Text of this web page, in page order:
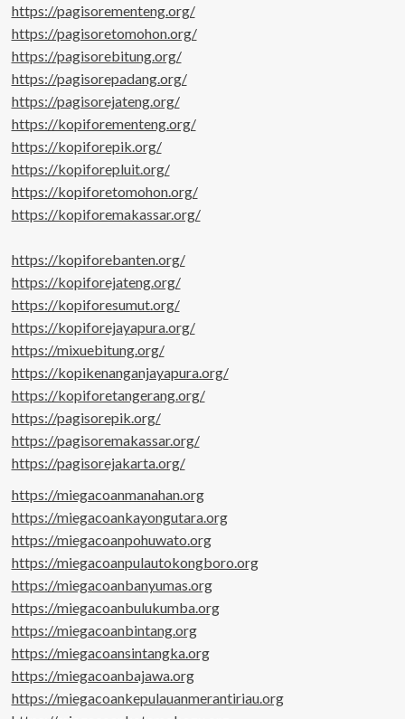
https://pagisorementeng.org/
https://pagisoretomohon.org/
https://pagisorebitung.org/
https://pagisorepadang.org/
https://pagisorejateng.org/
https://kopiforementeng.org/
https://kopiforepik.org/
https://kopiforepluit.org/
https://kopiforetomohon.org/
https://kopiforemakassar.org/
https://kopiforebanten.org/
https://kopiforejateng.org/
https://kopiforesumut.org/
https://kopiforejayapura.org/
https://mixuebitung.org/
https://kopikenanganjayapura.org/
https://kopiforetangerang.org/
https://pagisorepik.org/
https://pagisoremakassar.org/
https://pagisorejakarta.org/
https://miegacoanmanahan.org
https://miegacoankayongutara.org
https://miegacoanpohuwato.org
https://miegacoanpulautokongboro.org
https://miegacoanbanyumas.org
https://miegacoanbulukumba.org
https://miegacoanbintang.org
https://miegacoansintangka.org
https://miegacoanbajawa.org
https://miegacoankepulauanmerantiriau.org